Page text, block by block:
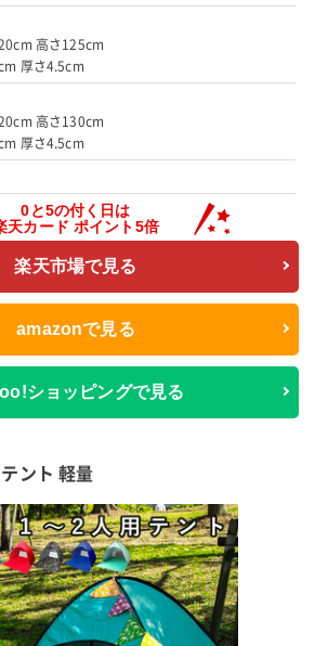
高さ125cm
厚さ4.5cm
高さ130cm
厚さ4.5cm
楽天市場で見る
amazonで見る
ショッピングで見る
ント 軽量